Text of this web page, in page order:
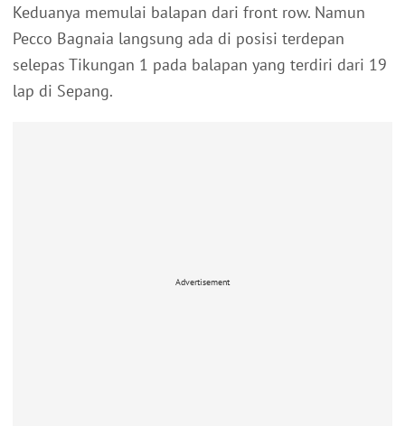
Keduanya memulai balapan dari front row. Namun
Pecco Bagnaia langsung ada di posisi terdepan
selepas Tikungan 1 pada balapan yang terdiri dari 19
lap di Sepang.
Advertisement